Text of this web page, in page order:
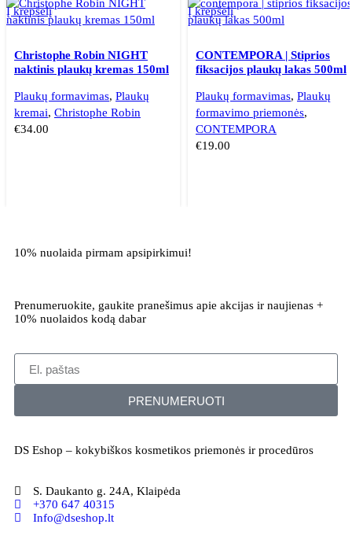
Į krepšelį
Christophe Robin NIGHT
naktinis plaukų kremas 150ml
Plaukų formavimas, Plaukų
kremai, Christophe Robin
€34.00
Į krepšelį
CONTEMPORA | Stiprios
fiksacijos plaukų lakas 500ml
Plaukų formavimas, Plaukų
formavimo priemonės,
CONTEMPORA
€19.00
10% nuolaida pirmam apsipirkimui!
Prenumeruokite, gaukite pranešimus apie akcijas ir naujienas +
10% nuolaidos kodą dabar
PRENUMERUOTI
DS Eshop – kokybiškos kosmetikos priemonės ir procedūros
S. Daukanto g. 24A, Klaipėda
+370 647 40315
Info@dseshop.lt